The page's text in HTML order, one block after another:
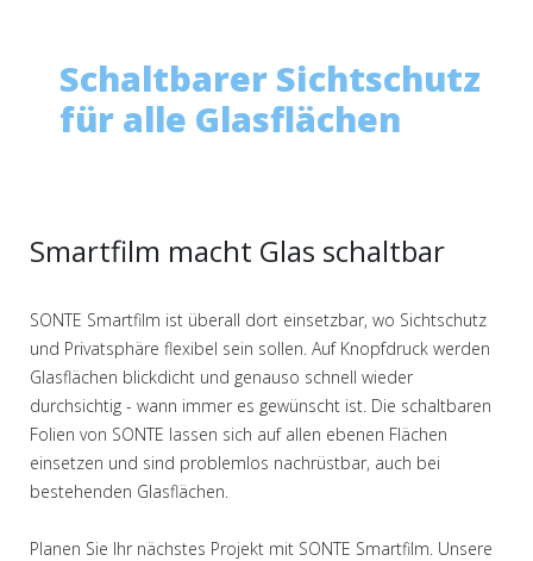
Schaltbarer Sichtschutz
für alle Glasflächen
Smartfilm macht Glas schaltbar
SONTE Smartfilm ist überall dort einsetzbar, wo Sichtschutz
und Privatsphäre flexibel sein sollen. Auf Knopfdruck werden
Glasflächen blickdicht und genauso schnell wieder
durchsichtig - wann immer es gewünscht ist. Die schaltbaren
Folien von SONTE lassen sich auf allen ebenen Flächen
einsetzen und sind problemlos nachrüstbar, auch bei
bestehenden Glasflächen.
Planen Sie Ihr nächstes Projekt mit SONTE Smartfilm. Unsere